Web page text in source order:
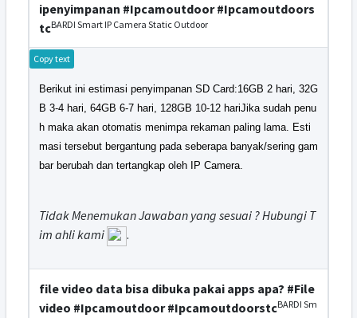
ipenyimpanan #Ipcamoutdoor #Ipcamoutdoors
tcBARDI Smart IP Camera Static Outdoor
Copy text
Berikut ini estimasi penyimpanan SD Card:16GB 2 hari, 32G
B 3-4 hari, 64GB 6-7 hari, 128GB 10-12 hariJika sudah penu
h maka akan otomatis menimpa rekaman paling lama. Esti
masi tersebut bergantung pada seberapa banyak/sering gam
bar berubah dan tertangkap oleh IP Camera.
Tidak Menemukan Jawaban yang sesuai ? Hubungi T
im ahli kami
.
file video data bisa dibuka pakai apps apa? #File
video #Ipcamoutdoor #IpcamoutdoorstcBARDI Sm